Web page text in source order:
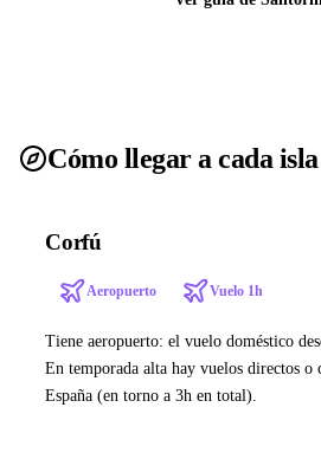
Cómo llegar a cada isla
Corfú
Aeropuerto Vuelo 1h
Tiene aeropuerto: el vuelo doméstico
En temporada alta hay vuelos directos o
España (en torno a 3h en total).